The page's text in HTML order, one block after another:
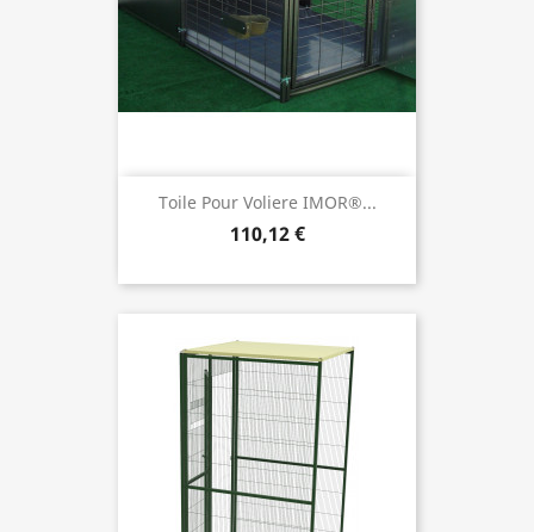
Toile Pour Voliere IMOR®...
110,12 €